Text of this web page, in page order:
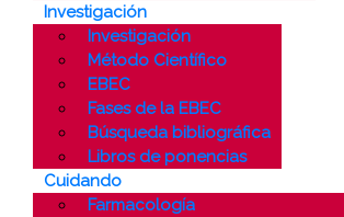
Investigación
Investigación
Método Científico
EBEC
Fases de la EBEC
Búsqueda bibliográfica
Libros de ponencias
Cuidando
Farmacología